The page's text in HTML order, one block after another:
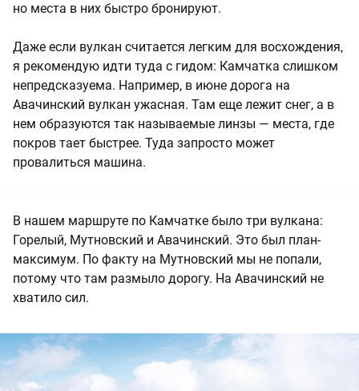
но места в них быстро бронируют.
Даже если вулкан считается легким для восхождения,
я рекомендую идти туда с гидом: Камчатка слишком
непредсказуема. Например, в июне дорога на
Авачинский вулкан ужасная. Там еще лежит снег, а в
нем образуются так называемые линзы — места, где
покров тает быстрее. Туда запросто может
провалиться машина.
В нашем маршруте по Камчатке было три вулкана:
Горелый, Мутновский и Авачинский. Это был план-
максимум. По факту на Мутновский мы не попали,
потому что там размыло дорогу. На Авачинский не
хватило сил.